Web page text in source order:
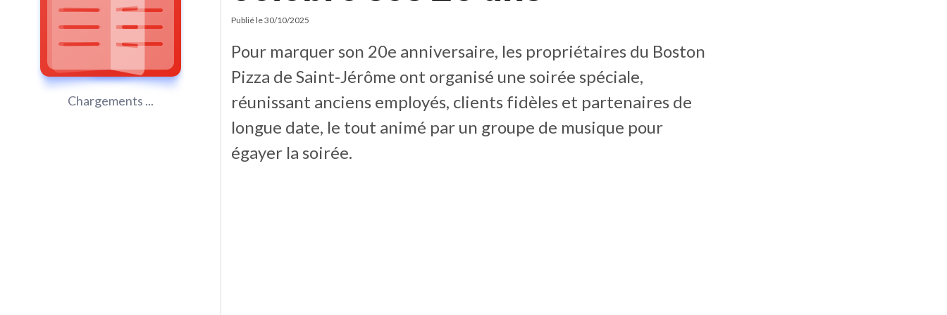
Chargements ...
Publié le30/10/2025
Pour marquer son 20e anniversaire, les propriétaires du Boston
Pizza de Saint-Jérôme ont organisé une soirée spéciale,
réunissant anciens employés, clients fidèles et partenaires de
longue date, le tout animé par un groupe de musique pour
égayer la soirée.